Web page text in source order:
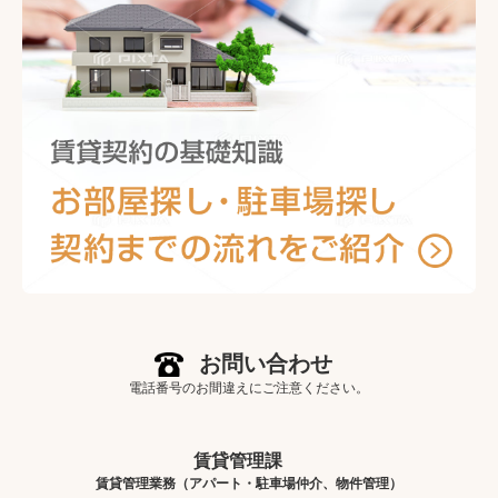
お問い合わせ
電話番号のお間違えにご注意ください。
賃貸管理課
賃貸管理業務（アパート・駐車場仲介、物件管理）